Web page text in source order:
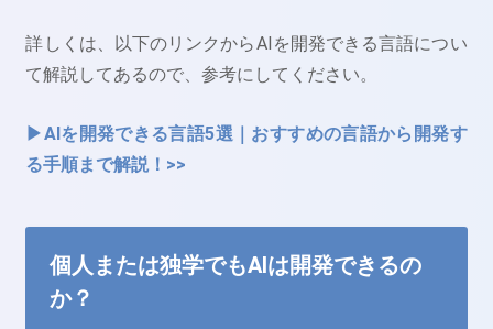
詳しくは、以下のリンクからAIを開発できる言語につい
て解説してあるので、参考にしてください。
▶AIを開発できる言語5選｜おすすめの言語から開発す
る手順まで解説！>>
個人または独学でもAIは開発できるの
か？